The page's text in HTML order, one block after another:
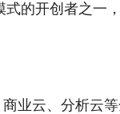
的开创者之
业云、分析云